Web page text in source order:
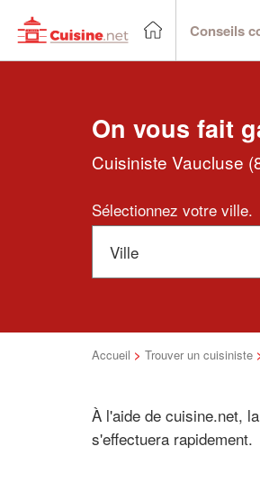
Conseils
On vous fait
Cuisiniste Vaucluse
Sélectionnez votre ville.
Accueil > Trouver un cuisiniste
À l'aide de cuisine.net,
s'effectuera rapidement.